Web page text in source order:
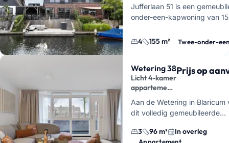
Jufferlaan 51 is een
onder-een-kapwoning van
krijgt hier 5 kamers,
4 155 m² Twee-onder-
Wetering 38
Licht 4-kamer
appartement
in groen
Blaricum
Prijs op
Aan de Wetering in Blaricum
dit volledig gemeubileerde
meter. De woning is modern
3 96 m² In overleg